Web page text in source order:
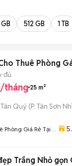
512 GB 1 TB
Thuê Phòng
đủ
tháng 25 m²
Quý (P. Tân Sơn Nhì
Phòng Giá Rẻ Tại
Trắng Nhỏ gọn